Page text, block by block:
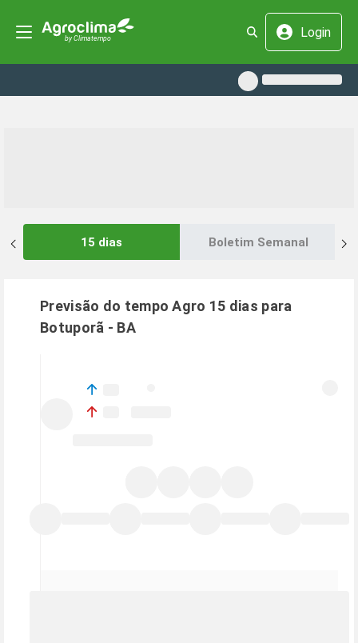
Login
15 dias Boletim Semanal
Previsão do tempo Agro 15 dias para
Botuporã - BA